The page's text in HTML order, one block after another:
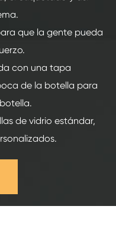
que la gente pueda
con una tapa
de la botella para
de vidrio estándar,